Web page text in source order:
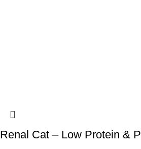
Renal Cat – Low Protein &